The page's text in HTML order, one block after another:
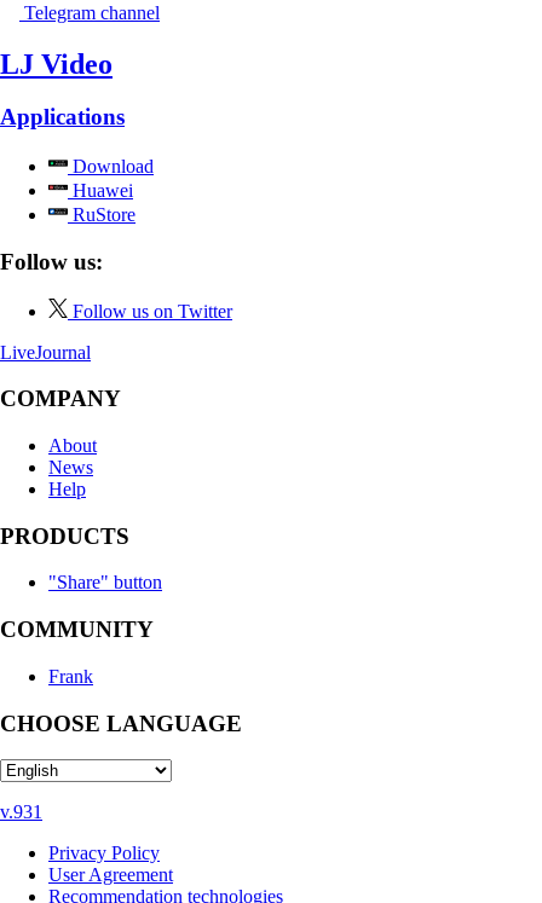
Telegram channel
LJ Video
Applications
Download
Huawei
RuStore
Follow us:
Follow us on Twitter
LiveJournal
COMPANY
About
News
Help
PRODUCTS
"Share" button
COMMUNITY
Frank
CHOOSE LANGUAGE
v.931
Privacy Policy
User Agreement
Recommendation technologies